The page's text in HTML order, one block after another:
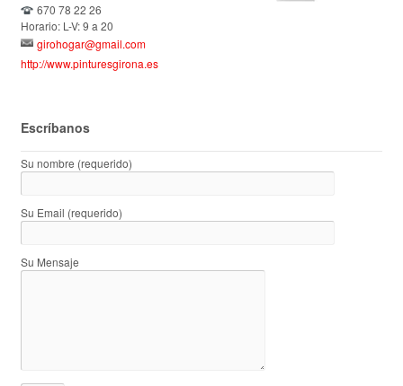
670 78 22 26
Horario: L-V: 9 a 20
girohogar@gmail.com
http://www.pinturesgirona.es
Escríbanos
Su nombre (requerido)
Su Email (requerido)
Su Mensaje